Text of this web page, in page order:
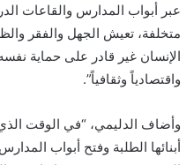
عبر أبواب المدارس والقاعات
متخلفة، تعيش الجهل والفقر
الإنسان غير قادر على حماية
واقتصادياً وثقافياً”.
وأضاف الدليمي، “في الوقت الذي
أبنائها الطلبة وفتح أبواب